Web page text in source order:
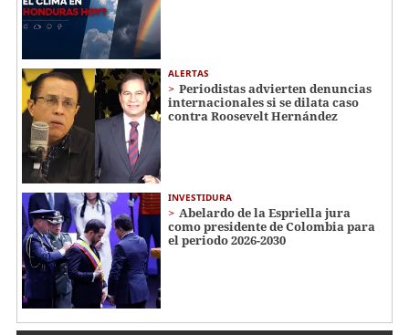
ALERTAS
Periodistas advierten denuncias
internacionales si se dilata caso
contra Roosevelt Hernández
INVESTIDURA
Abelardo de la Espriella jura
como presidente de Colombia para
el periodo 2026-2030